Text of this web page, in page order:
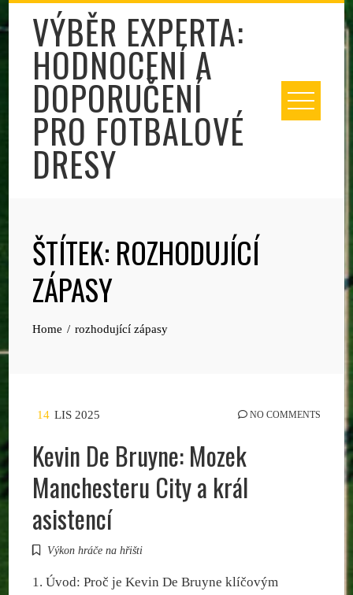
to
contentVÝBĚR EXPERTA:
HODNOCENÍ A
DOPORUČENÍ
PRO FOTBALOVÉ
DRESY
ŠTÍTEK: ROZHODUJÍCÍ
ZÁPASY
Home rozhodující zápasy
14 LIS 2025 NO COMMENTS
Kevin De Bruyne: Mozek
Manchesteru City a král
asistencí
Výkon hráče na hřišti
1. Úvod: Proč je Kevin De Bruyne klíčovým